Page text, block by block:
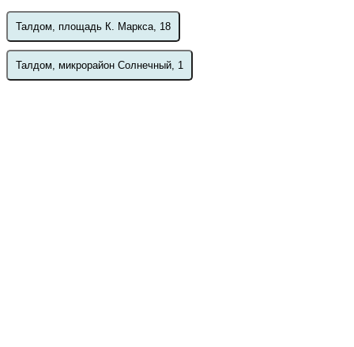
Талдом, площадь К. Маркса, 18
Талдом, микрорайон Солнечный, 1